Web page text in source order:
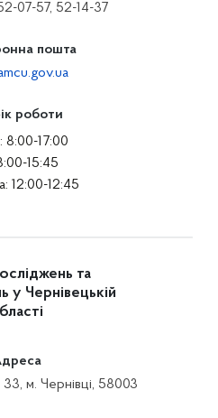
07-57, 52-14-37
пошта
роботи
8:00-17:00
15:45
12:00-12:45
та
у Чернівецькій
м. Чернівці, 58003